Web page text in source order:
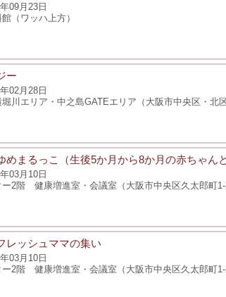
09月23日
（ワッハ上方）
ー
02月28日
川エリア・中之島GATEエリア（大阪市中央区・北区
めまるっこ（生後5か月から8か月の赤ちゃん
03月10日
2階 健康増進室・会議室（大阪市中央区久太郎町1-
レッシュママの集い
03月10日
2階 健康増進室・会議室（大阪市中央区久太郎町1-